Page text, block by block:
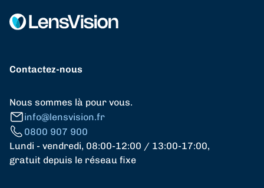
Contactez-nous
Nous sommes là pour vous.
info@lensvision.fr
0800 907 900
Lundi - vendredi, 08:00-12:00 / 13:00-17:00,
gratuit depuis le réseau fixe